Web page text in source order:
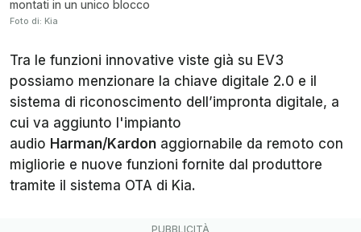
montati in un unico blocco
Foto di: Kia
Tra le funzioni innovative viste già su EV3
possiamo menzionare la chiave digitale 2.0 e il
sistema di riconoscimento dell’impronta digitale, a
cui va aggiunto l'impianto
audio Harman/Kardon aggiornabile da remoto con
migliorie e nuove funzioni fornite dal produttore
tramite il sistema OTA di Kia.